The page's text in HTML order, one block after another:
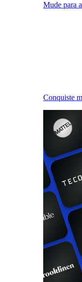
Mude para
Conquiste